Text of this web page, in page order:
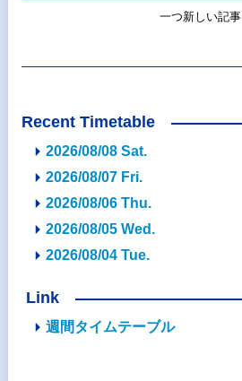
一つ新しい記事
Recent Timetable
2026/08/08 Sat.
2026/08/07 Fri.
2026/08/06 Thu.
2026/08/05 Wed.
2026/08/04 Tue.
Link
週間タイムテーブル